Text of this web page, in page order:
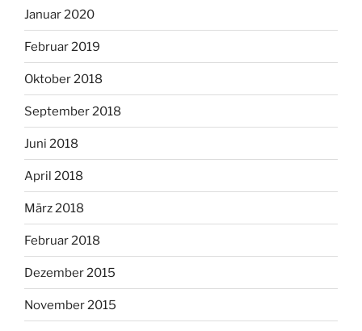
Januar 2020
Februar 2019
Oktober 2018
September 2018
Juni 2018
April 2018
März 2018
Februar 2018
Dezember 2015
November 2015